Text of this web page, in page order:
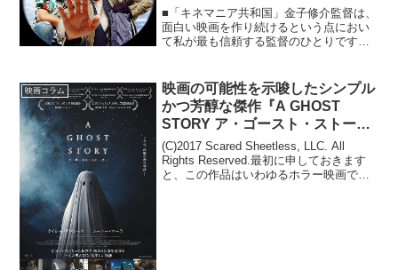
■「キネマニア共和国」金子修介監督は、
面白い映画を作り続けるという点におい
て私が最も信頼する監督のひとりです
～vol.128》(C)2016 『スキャナー』製作
委員会『...
映画コラム
映画の可能性を示唆したシンプル
かつ芳醇な傑作『A GHOST
STORY ア・ゴースト・ストーリ
ー 』
(C)2017 Scared Sheetless, LLC. All
Rights Reserved.最初に申しておきます
と、この作品はいわゆるホラー映画では